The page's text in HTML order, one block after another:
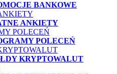
BANKOWE
ANKIETY
POLECEŃ
KRYPTOWALUT